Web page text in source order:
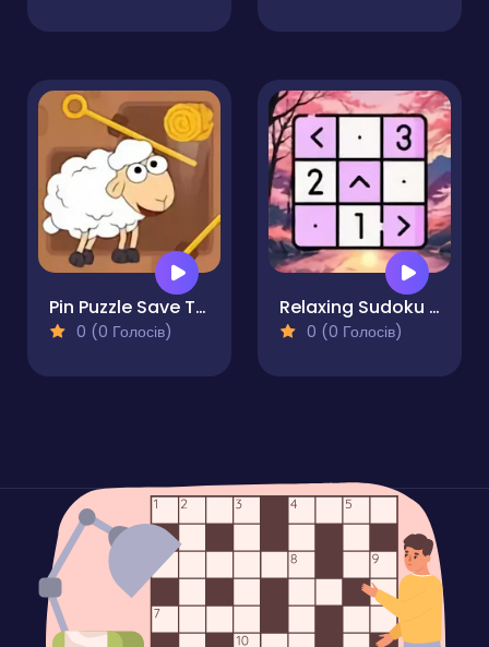
Pin Puzzle Save The Sheep
0 (0 Голосів)
Relaxing Sudoku and Futoshiki
0 (0 Голосів)